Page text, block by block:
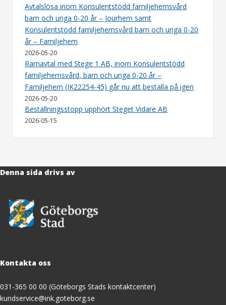
Avtalslösa inom Konsulentstödd familjehemsvård
barn och unga 0-20 år – Jourhem samt
Konsulentstödd familjehemsvård barn och unga 0-20
år – Familjehem
2026-05-20
Ramavtal med Stege 1 AB, inom Konsulentstödd
familjehemsvård, barn och unga 0-20 år –
Familjehem (IK22254-45) går nu att beställa på igen
2026-05-20
Beställningsstopp upphört Steget Vidare AB
2026-05-15
Denna sida drivs av
Kontakta oss
031-365 00 00 (Göteborgs Stads kontaktcenter)
kundservice@ink.goteborg.se